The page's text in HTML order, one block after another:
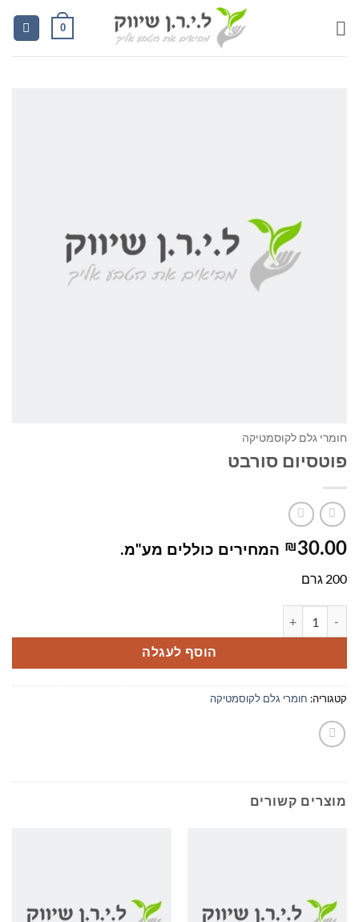
0
חומרי גלם לקוסמטיקה
פוטסיום סורבט
₪30.00
המחירים כוללים מע"מ.
200 גרם
הוסף לעגלה
קטגוריה: חומרי גלם לקוסמטיקה
מוצרים קשורים